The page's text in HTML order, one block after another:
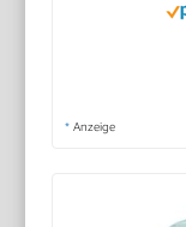
* Anzeige